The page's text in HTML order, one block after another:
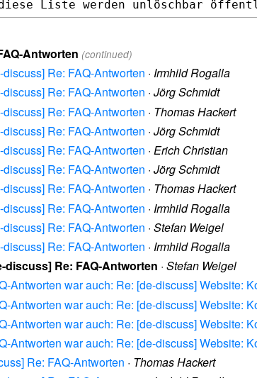
Antworten (continued)
discuss] Re: FAQ-Antworten · Irmhild Rogalla
discuss] Re: FAQ-Antworten · Jörg Schmidt
discuss] Re: FAQ-Antworten · Thomas Hackert
discuss] Re: FAQ-Antworten · Jörg Schmidt
discuss] Re: FAQ-Antworten · Erich Christian
discuss] Re: FAQ-Antworten · Jörg Schmidt
discuss] Re: FAQ-Antworten · Thomas Hackert
discuss] Re: FAQ-Antworten · Irmhild Rogalla
discuss] Re: FAQ-Antworten · Stefan Weigel
discuss] Re: FAQ-Antworten · Irmhild Rogalla
discuss] Re: FAQ-Antworten · Stefan Weigel
Antworten war auch: Re: [de-discuss] Website:
Antworten war auch: Re: [de-discuss] Website:
Antworten war auch: Re: [de-discuss] Website:
Antworten war auch: Re: [de-discuss] Website:
Re: FAQ-Antworten · Thomas Hackert